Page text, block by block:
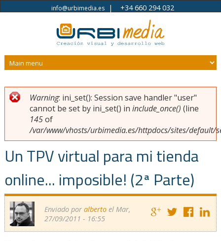
Pasar al contenido principal
info@urbimedia.es| +34 660 294 032
Usted está aquí
Mensaje de error
Warning: ini_set(): Session save handler "user"
cannot be set by ini_set() in include_once() (line
145of
/var/www/vhosts/urbimedia.es/httpdocs/sites/default/
Un TPV virtual para mi tienda
online... imposible! (2ª Parte)
Enviado por albertoel Mar,
27/09/2011 - 16:55